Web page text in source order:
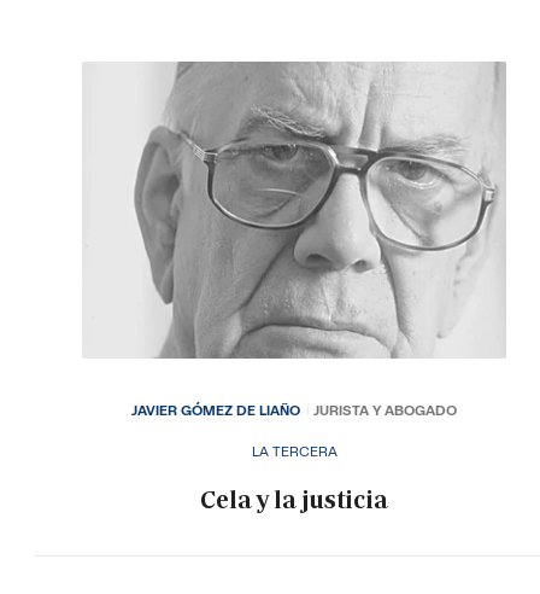
LA TERCERA
Cela y la justicia
JAVIER GÓMEZ DE LIAÑO JURISTA Y ABOGADO